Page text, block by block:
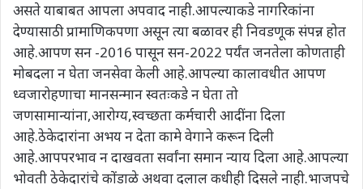
असते याबाबत आपला अपवाद नाही.आपल्याकडे नागरिकांना
देण्यासाठी प्रामाणिकपणा असून त्या बळावर ही निवडणूक संपन्न होत
आहे.आपण सन -2016 पासून सन-2022 पर्यंत जनतेला कोणताही
मोबदला न घेता जनसेवा केली आहे.आपल्या कालावधीत आपण
ध्वजारोहणाचा मानसन्मान स्वतःकडे न घेता तो
जणसामान्यांना,आरोग्य,स्वच्छता कर्मचारी आदींना दिला
आहे.ठेकेदारांना अभय न देता कामे वेगाने करून दिली
आहे.आपपरभाव न दाखवता सर्वांना समान न्याय दिला आहे.आपल्या
भोवती ठेकेदारांचे कोंडाळे अथवा दलाल कधीही दिसले नाही.भाजपचे